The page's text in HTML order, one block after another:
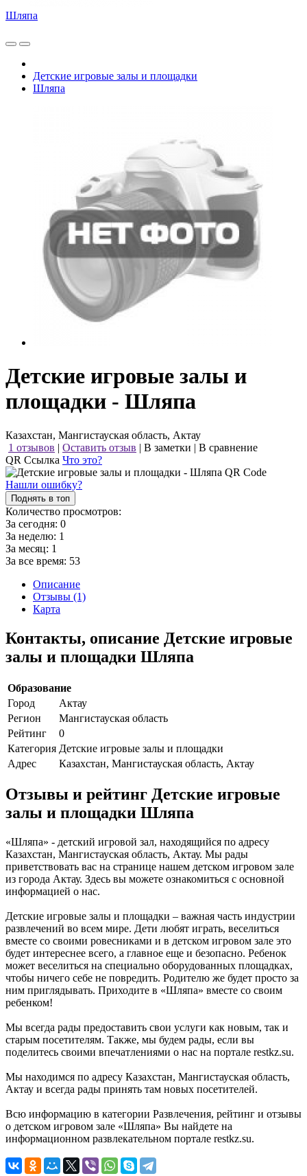
Шляпа
Детские игровые залы и площадки
Шляпа
Детские игровые залы и
площадки - Шляпа
Казахстан, Мангистауская область, Актау
1 отзывов | Оставить отзыв | В заметки | В сравнение
QR Ссылка Что это?
Нашли ошибку?
Поднять в топ
Количество просмотров:
За сегодня: 0
За неделю: 1
За месяц: 1
За все время: 53
Описание
Отзывы (1)
Карта
Контакты, описание Детские игровые
залы и площадки Шляпа
Образование
Город
Актау
Регион
Мангистауская область
Рейтинг
0
Категория Детские игровые залы и площадки
Адрес
Казахстан, Мангистауская область, Актау
Отзывы и рейтинг Детские игровые
залы и площадки Шляпа
«Шляпа» - детский игровой зал, находящийся по адресу
Казахстан, Мангистауская область, Актау. Мы рады
приветствовать вас на странице нашем детском игровом зале
из города Актау. Здесь вы можете ознакомиться с основной
информацией о нас.
Детские игровые залы и площадки – важная часть индустрии
развлечений во всем мире. Дети любят играть, веселиться
вместе со своими ровесниками и в детском игровом зале это
будет интереснее всего, а главное еще и безопасно. Ребенок
может веселиться на специально оборудованных площадках,
чтобы ничего себе не повредить. Родителю же будет просто за
ним приглядывать. Приходите в «Шляпа» вместе со своим
ребенком!
Мы всегда рады предоставить свои услуги как новым, так и
старым посетителям. Также, мы будем рады, если вы
поделитесь своими впечатлениями о нас на портале restkz.su.
Мы находимся по адресу Казахстан, Мангистауская область,
Актау и всегда рады принять там новых посетителей.
Всю информацию в категории Развлечения, рейтинг и отзывы
о детском игровом зале «Шляпа» Вы найдете на
информационном развлекательном портале restkz.su.